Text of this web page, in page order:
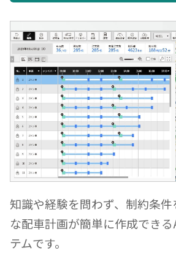
知識や経験を問わず、制約条
な配車計画が簡単に作成でき
テムです。